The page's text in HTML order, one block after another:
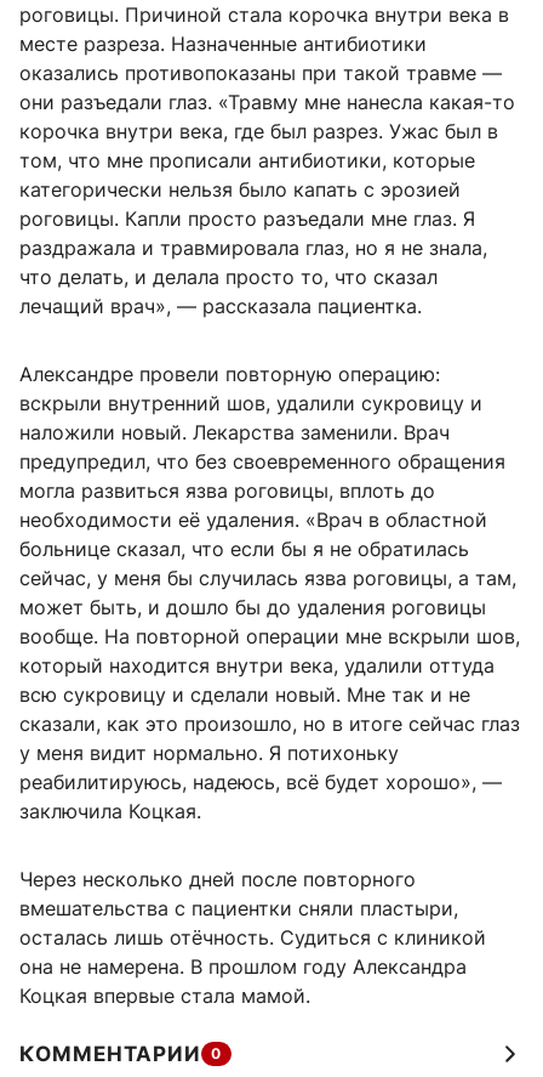
роговицы. Причиной стала корочка внутри века в
месте разреза. Назначенные антибиотики
оказались противопоказаны при такой травме —
они разъедали глаз. «Травму мне нанесла какая-то
корочка внутри века, где был разрез. Ужас был в
том, что мне прописали антибиотики, которые
категорически нельзя было капать с эрозией
роговицы. Капли просто разъедали мне глаз. Я
раздражала и травмировала глаз, но я не знала,
что делать, и делала просто то, что сказал
лечащий врач», — рассказала пациентка.
Александре провели повторную операцию:
вскрыли внутренний шов, удалили сукровицу и
наложили новый. Лекарства заменили. Врач
предупредил, что без своевременного обращения
могла развиться язва роговицы, вплоть до
необходимости её удаления. «Врач в областной
больнице сказал, что если бы я не обратилась
сейчас, у меня бы случилась язва роговицы, а там,
может быть, и дошло бы до удаления роговицы
вообще. На повторной операции мне вскрыли шов,
который находится внутри века, удалили оттуда
всю сукровицу и сделали новый. Мне так и не
сказали, как это произошло, но в итоге сейчас глаз
у меня видит нормально. Я потихоньку
реабилитируюсь, надеюсь, всё будет хорошо», —
заключила Коцкая.
Через несколько дней после повторного
вмешательства с пациентки сняли пластыри,
осталась лишь отёчность. Судиться с клиникой
она не намерена. В прошлом году Александра
Коцкая впервые стала мамой.
КОММЕНТАРИИ 0